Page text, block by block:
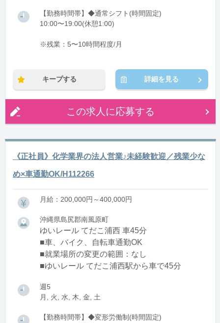
【勤務時間帯】◆通常シフト(時間固定)
10:00〜19:00(休憩1:00)
※残業：5〜10時間程度/月
キープする 詳細を見る
この求人に応募する
《正社員》化学業界の法人営業♪未経験歓迎／残業少な
め×車通勤OK/H112266
月給：200,000円～400,000円
沖縄県島尻郡南風原町
ゆいレール てだこ浦西 車45分
■車、バイク、自転車通勤OK
■就業場所の変更の範囲：なし
■ゆいレール てだこ浦西駅から車で45分
週5
月, 火, 水, 木, 金, 土
【勤務時間帯】◆変形労働制(時間固定)